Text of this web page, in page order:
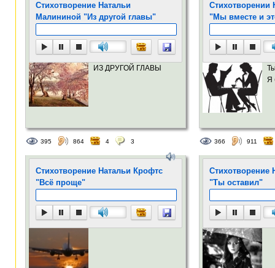
Стихотворение Натальи
Малининой "Из другой главы"
ИЗ ДРУГОЙ ГЛАВЫ
395 864 4 3
Стихотворении
"Мы вместе и
Я
366 911
Стихотворение Натальи Крофтс
"Всё проще"
Стихотворение
"Ты оставил"